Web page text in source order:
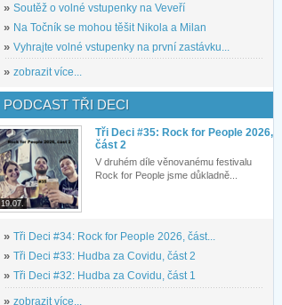
» Soutěž o volné vstupenky na Veveří
» Na Točník se mohou těšit Nikola a Milan
» Vyhrajte volné vstupenky na první zastávku...
» zobrazit více...
PODCAST TŘI DECI
19.07.
Tři Deci #35: Rock for People 2026,
část 2
V druhém díle věnovanému festivalu
Rock for People jsme důkladně...
» Tři Deci #34: Rock for People 2026, část...
» Tři Deci #33: Hudba za Covidu, část 2
» Tři Deci #32: Hudba za Covidu, část 1
» zobrazit více...